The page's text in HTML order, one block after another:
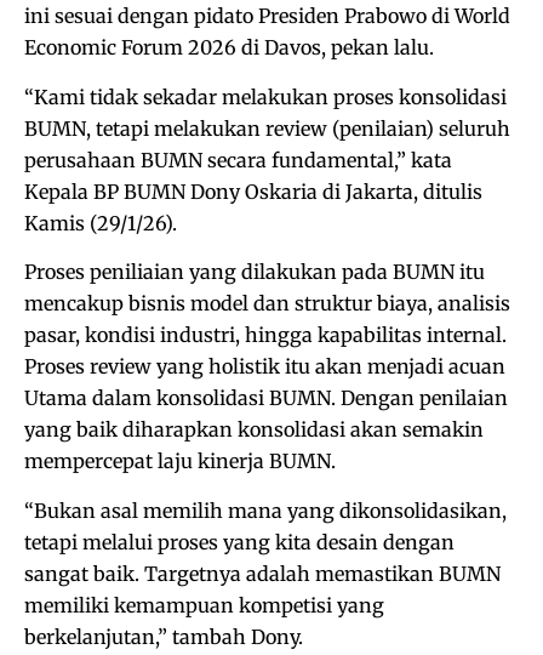
ini sesuai dengan pidato Presiden Prabowo di World
Economic Forum 2026 di Davos, pekan lalu.
“Kami tidak sekadar melakukan proses konsolidasi
BUMN, tetapi melakukan review (penilaian) seluruh
perusahaan BUMN secara fundamental,” kata
Kepala BP BUMN Dony Oskaria di Jakarta, ditulis
Kamis (29/1/26).
Proses peniliaian yang dilakukan pada BUMN itu
mencakup bisnis model dan struktur biaya, analisis
pasar, kondisi industri, hingga kapabilitas internal.
Proses review yang holistik itu akan menjadi acuan
Utama dalam konsolidasi BUMN. Dengan penilaian
yang baik diharapkan konsolidasi akan semakin
mempercepat laju kinerja BUMN.
“Bukan asal memilih mana yang dikonsolidasikan,
tetapi melalui proses yang kita desain dengan
sangat baik. Targetnya adalah memastikan BUMN
memiliki kemampuan kompetisi yang
berkelanjutan,” tambah Dony.